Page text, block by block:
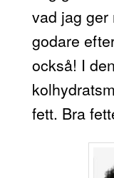
vad jag
godare
också! I
fett. Bra